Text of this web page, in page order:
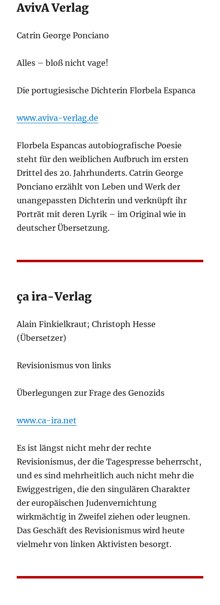
AvivA Verlag
Catrin George Ponciano
Alles – bloß nicht vage!
Die portugiesische Dichterin Florbela Espanca
www.aviva-verlag.de
Florbela Espancas autobiografische Poesie
steht für den weiblichen Aufbruch im ersten
Drittel des 20. Jahrhunderts. Catrin George
Ponciano erzählt von Leben und Werk der
unangepassten Dichterin und verknüpft ihr
Porträt mit deren Lyrik – im Original wie in
deutscher Übersetzung.
ça ira-Verlag
Alain Finkielkraut; Christoph Hesse
(Übersetzer)
Revisionismus von links
Überlegungen zur Frage des Genozids
www.ca-ira.net
Es ist längst nicht mehr der rechte
Revisionismus, der die Tagespresse beherrscht,
und es sind mehrheitlich auch nicht mehr die
Ewiggestrigen, die den singulären Charakter
der europäischen Judenvernichtung
wirkmächtig in Zweifel ziehen oder leugnen.
Das Geschäft des Revisionismus wird heute
vielmehr von linken Aktivisten besorgt.